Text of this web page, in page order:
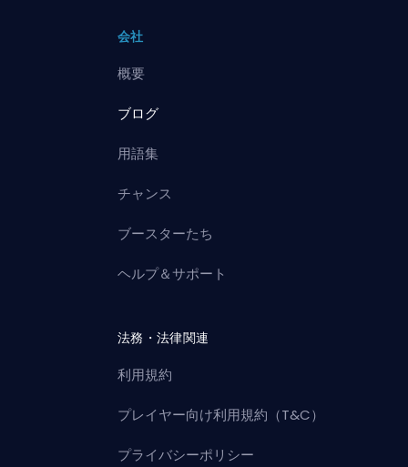
会社
概要
ブログ
用語集
チャンス
ブースターたち
ヘルプ＆サポート
法務・法律関連
利用規約
プレイヤー向け利用規約（T&C）
プライバシーポリシー